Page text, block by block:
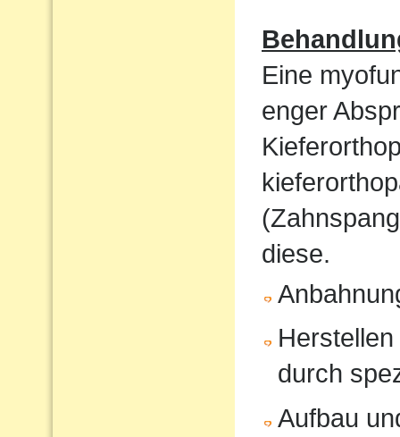
Eine
enger
diese.
durch
Aufbau